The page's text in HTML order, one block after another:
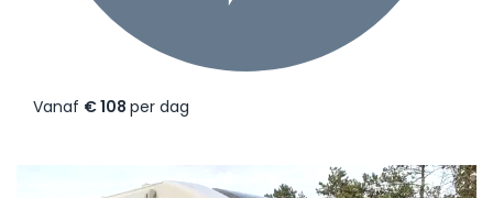
Vanaf € 108 per dag